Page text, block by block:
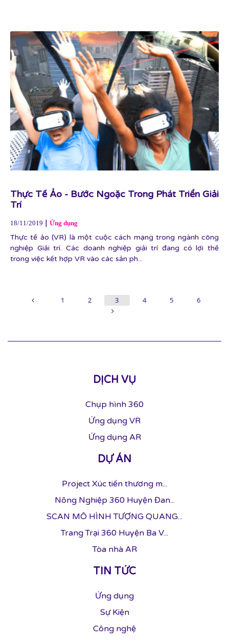
Thực Tế Ảo - Bước Ngoặc Trong Phát Triển Giải
Trí
18/11/2019 | Ứng dụng
Thực tế ảo (VR) là một cuộc cách mạng trong ngành công
nghiệp Giải trí. Các doanh nghiệp giải trí đang có lợi thế
trong việc kết hợp VR vào các sản ph...
1 2 3 4 5 6
DỊCH VỤ
Chụp hình 360
Ứng dụng VR
Ứng dụng AR
DỰ ÁN
Project Xúc tiến thương m...
Nông Nghiệp 360 Huyện Đan...
SCAN MÔ HÌNH TƯỢNG QUANG...
Trang Trại 360 Huyện Ba V...
Tòa nhà AR
TIN TỨC
Ứng dụng
Sự Kiện
Công nghệ